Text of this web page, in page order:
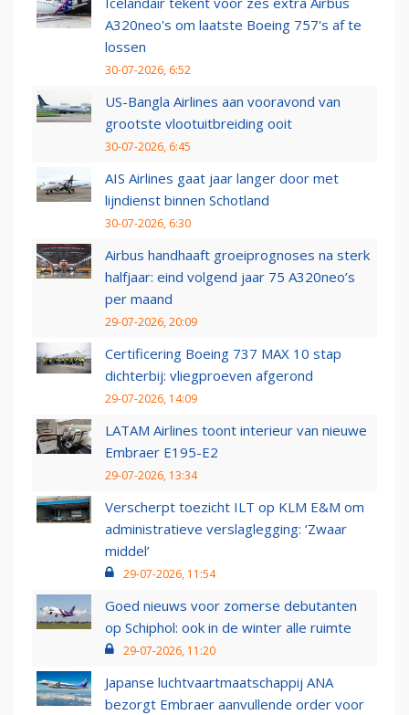
A320neo's om laatste Boeing 757's af te
lossen
30-07-2026, 6:52
US-Bangla Airlines aan vooravond van
grootste vlootuitbreiding ooit
30-07-2026, 6:45
AIS Airlines gaat jaar langer door met
lijndienst binnen Schotland
30-07-2026, 6:30
Airbus handhaaft groeiprognoses na sterk
halfjaar: eind volgend jaar 75 A320neo’s
per maand
29-07-2026, 20:09
Certificering Boeing 737 MAX 10 stap
dichterbij: vliegproeven afgerond
29-07-2026, 14:09
LATAM Airlines toont interieur van nieuwe
Embraer E195-E2
29-07-2026, 13:34
Verscherpt toezicht ILT op KLM E&M om
administratieve verslaglegging: ‘Zwaar
middel’
29-07-2026, 11:54
Goed nieuws voor zomerse debutanten
op Schiphol: ook in de winter alle ruimte
29-07-2026, 11:20
Japanse luchtvaartmaatschappij ANA
bezorgt Embraer aanvullende order voor